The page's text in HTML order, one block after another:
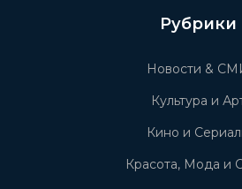
Рубрики
Новости &
Культура и
Кино и
Красота, Мода и